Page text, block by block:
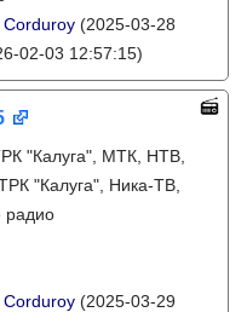
(2025-03-28
02-03 12:57:15)
"Калуга", МТК, НТВ,
"Калуга", Ника-ТВ,
радио
(2025-03-29